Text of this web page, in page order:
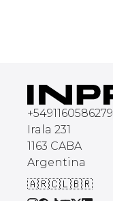
+5491160586279
Irala 231
1163 CABA
Argentina
🇦🇷🇨🇱🇧🇷